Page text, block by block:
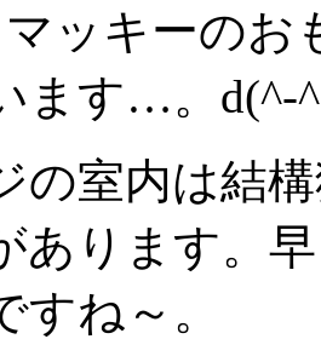
マッキーの
ます…。d(^-
の室内は結
あります。
すね～。